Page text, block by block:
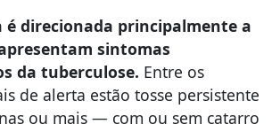
é direcionada principalmente a
sintomas
da tuberculose. Entre os
de alerta estão tosse persistente
ou mais — com ou sem catarro